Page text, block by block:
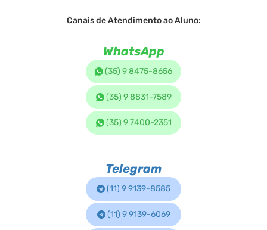
Canais de Atendimento ao Aluno:
WhatsApp
(35) 9 8475-8656
(35) 9 8831-7589
(35) 9 7400-2351
Telegram
(11) 9 9139-8585
(11) 9 9139-6069